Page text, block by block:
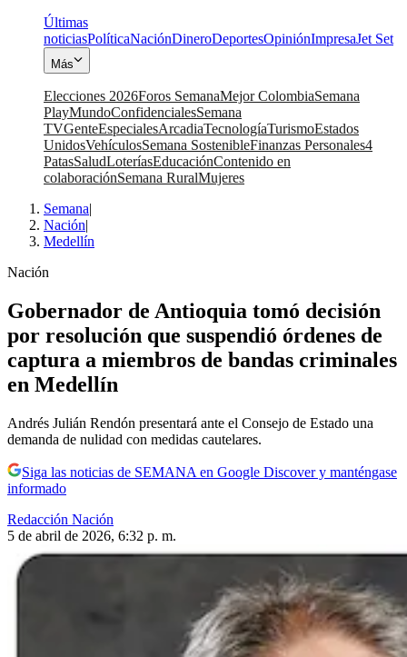
Últimas
noticiasPolíticaNaciónDineroDeportesOpiniónImpresaJet Set
Más
Elecciones 2026Foros SemanaMejor ColombiaSemana
PlayMundoConfidencialesSemana
TVGenteEspecialesArcadiaTecnologíaTurismoEstados
UnidosVehículosSemana SostenibleFinanzas Personales4
PatasSaludLoteríasEducaciónContenido en
colaboraciónSemana RuralMujeres
Semana|
Nación|
Medellín
Nación
Gobernador de Antioquia tomó decisión
por resolución que suspendió órdenes de
captura a miembros de bandas criminales
en Medellín
Andrés Julián Rendón presentará ante el Consejo de Estado una
demanda de nulidad con medidas cautelares.
Siga las noticias de SEMANA en Google Discover y manténgase
informado
Redacción Nación
5 de abril de 2026, 6:32 p. m.